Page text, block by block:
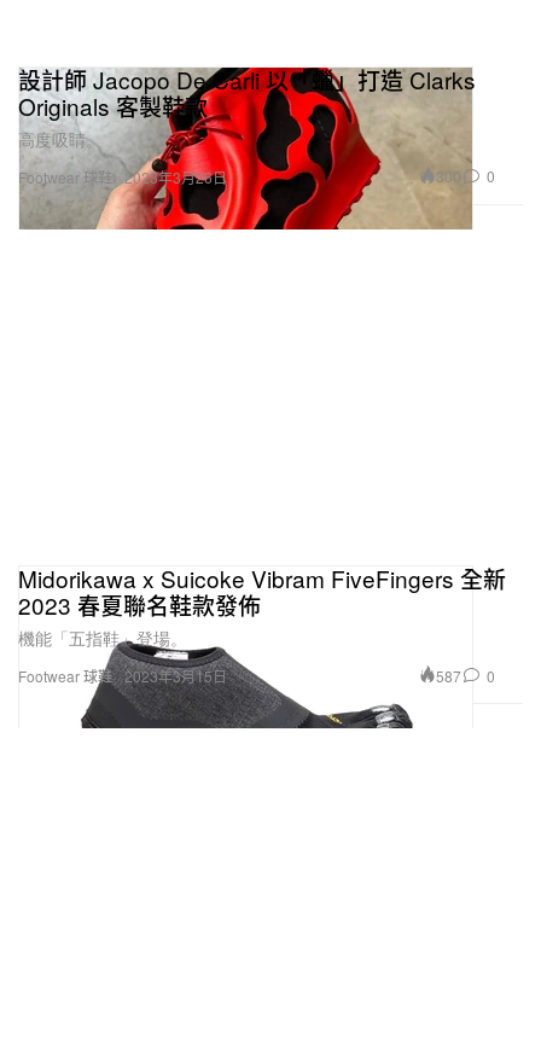
Footwear 球鞋
設計師 Jacopo De Carli 以「蠟」打造 Clarks
Originals 客製鞋款
高度吸睛。
2023年3月26日 300 0
Footwear 球鞋
Midorikawa x Suicoke Vibram FiveFingers 全新
2023 春夏聯名鞋款發佈
機能「五指鞋」登場。
2023年3月15日 587 0